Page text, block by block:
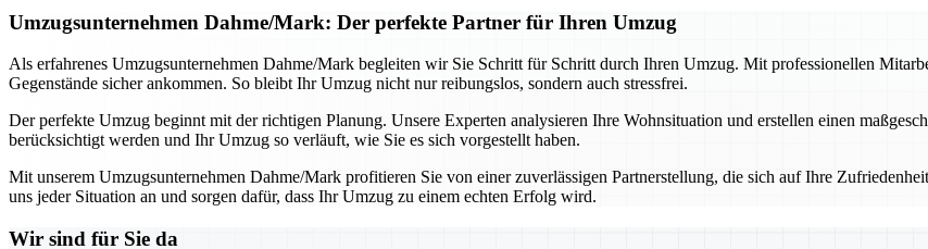
Umzugsunternehmen Dahme/Mark: Der perfekte Partner für Ihren Umzug
Als erfahrenes Umzugsunternehmen Dahme/Mark begleiten wir Sie Schritt für Schritt durch Ihren Umzug. Mit professionellen
Gegenstände sicher ankommen. So bleibt Ihr Umzug nicht nur reibungslos, sondern auch stressfrei.
Der perfekte Umzug beginnt mit der richtigen Planung. Unsere Experten analysieren Ihre Wohnsituation und erstellen einen
berücksichtigt werden und Ihr Umzug so verläuft, wie Sie es sich vorgestellt haben.
Mit unserem Umzugsunternehmen Dahme/Mark profitieren Sie von einer zuverlässigen Partnerstellung, die sich auf Ihre
uns jeder Situation an und sorgen dafür, dass Ihr Umzug zu einem echten Erfolg wird.
Wir sind für Sie da